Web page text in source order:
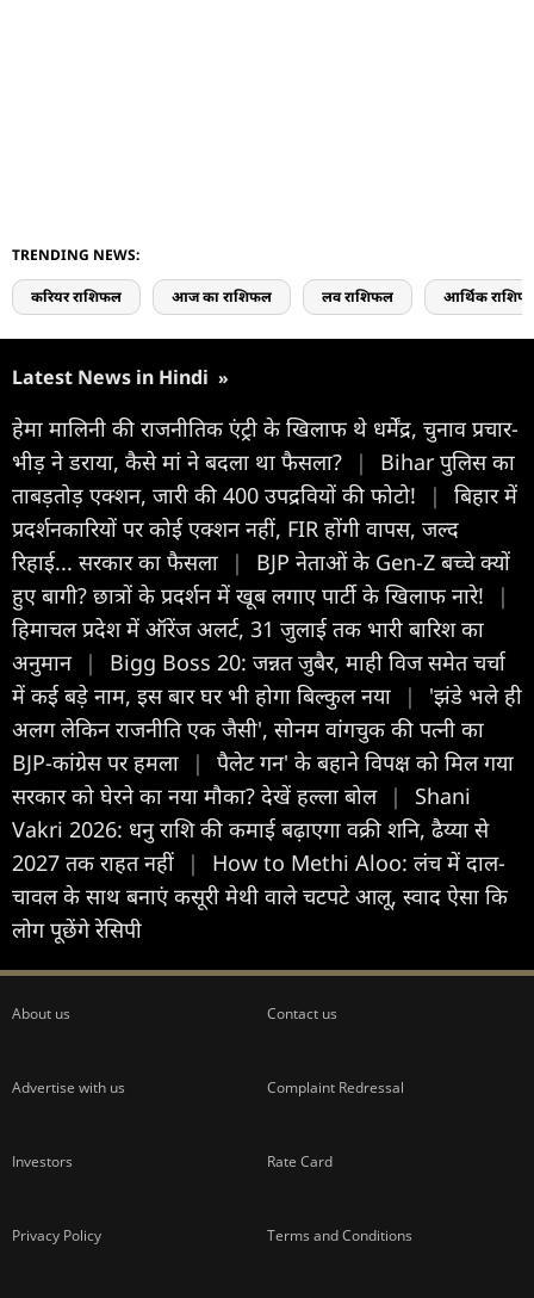
TRENDING NEWS:
करियर राशिफल आज का राशिफल लव राशिफल आर्थिक
Latest News in Hindi »
हेमा मालिनी की राजनीतिक एंट्री के खिलाफ थे धर्मेंद्र, चुनाव प्रचार-
भीड़ ने डराया, कैसे मां ने बदला था फैसला?
|
Bihar पुलिस का
ताबड़तोड़ एक्शन, जारी की 400 उपद्रवियों की फोटो!
|
बिहार में
प्रदर्शनकारियों पर कोई एक्शन नहीं, FIR होंगी वापस, जल्द
रिहाई... सरकार का फैसला
|
BJP नेताओं के Gen-Z बच्चे क्यों
हुए बागी? छात्रों के प्रदर्शन में खूब लगाए पार्टी के खिलाफ नारे!
|
हिमाचल प्रदेश में ऑरेंज अलर्ट, 31 जुलाई तक भारी बारिश का
अनुमान |
Bigg Boss 20: जन्नत जुबैर, माही विज समेत चर्चा
में कई बड़े नाम, इस बार घर भी होगा बिल्कुल नया
|
'झंडे भले ही
अलग लेकिन राजनीति एक जैसी', सोनम वांगचुक की पत्नी का
BJP-कांग्रेस पर हमला
|
पैलेट गन' के बहाने विपक्ष को मिल गया
सरकार को घेरने का नया मौका? देखें हल्ला बोल |
Shani
Vakri 2026: धनु राशि की कमाई बढ़ाएगा वक्री शनि, ढैय्या से
2027 तक राहत नहीं
|
How to Methi Aloo: लंच में दाल-
चावल के साथ बनाएं कसूरी मेथी वाले चटपटे आलू, स्वाद ऐसा कि
लोग पूछेंगे रेसिपी
About us Contact us
Advertise with us Complaint Redressal
Investors Rate Card
Privacy Policy Terms and Conditions